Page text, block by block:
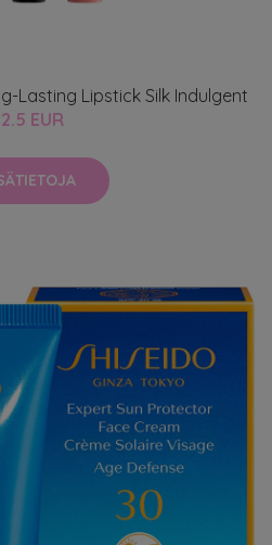
Lasting Lipstick Silk Indulgent
EUR